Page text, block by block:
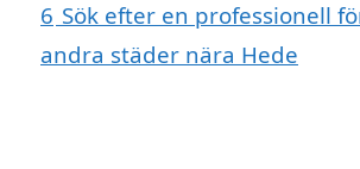
6 Sök efter en professionell
andra städer nära Hede